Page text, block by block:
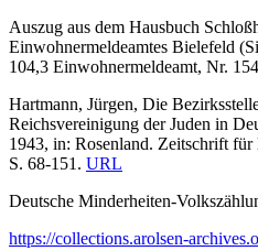
Auszug aus dem Hausbuch
Einwohnermeldeamtes Bielefeld
104,3 Einwohnermeldeamt, Nr.
Hartmann, Jürgen, Die
Reichsvereinigung der Juden in
1943, in: Rosenland. Zeitschrift
S. 68-151. URL
Deutsche Minderheiten-
https://collections.arolsen-